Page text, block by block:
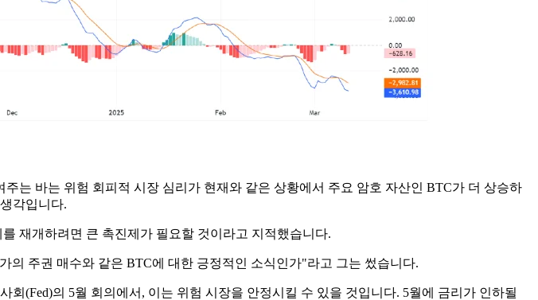
는 바는 위험 회피적 시장 심리가 현재와 같은 상황에서 주요 암호 자산인 BTC가 더 상승하
각입니다.
재개하려면 큰 촉진제가 필요할 것이라고 지적했습니다.
의 주권 매수와 같은 BTC에 대한 긍정적인 소식인가"라고 그는 썼습니다.
(Fed)의 5월 회의에서, 이는 위험 시장을 안정시킬 수 있을 것입니다. 5월에 금리가 인하될